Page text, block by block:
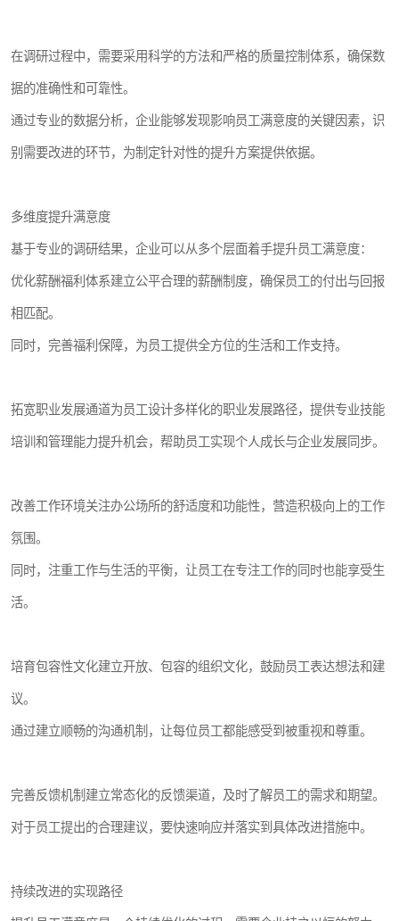
在调研过程中，需要采用科学的方法和严格的质量控制体系，确保数
据的准确性和可靠性。
通过专业的数据分析，企业能够发现影响员工满意度的关键因素，识
别需要改进的环节，为制定针对性的提升方案提供依据。
多维度提升满意度
基于专业的调研结果，企业可以从多个层面着手提升员工满意度：
优化薪酬福利体系建立公平合理的薪酬制度，确保员工的付出与回报
相匹配。
同时，完善福利保障，为员工提供全方位的生活和工作支持。
拓宽职业发展通道为员工设计多样化的职业发展路径，提供专业技能
培训和管理能力提升机会，帮助员工实现个人成长与企业发展同步。
改善工作环境关注办公场所的舒适度和功能性，营造积极向上的工作
氛围。
同时，注重工作与生活的平衡，让员工在专注工作的同时也能享受生
活。
培育包容性文化建立开放、包容的组织文化，鼓励员工表达想法和建
议。
通过建立顺畅的沟通机制，让每位员工都能感受到被重视和尊重。
完善反馈机制建立常态化的反馈渠道，及时了解员工的需求和期望。
对于员工提出的合理建议，要快速响应并落实到具体改进措施中。
持续改进的实现路径